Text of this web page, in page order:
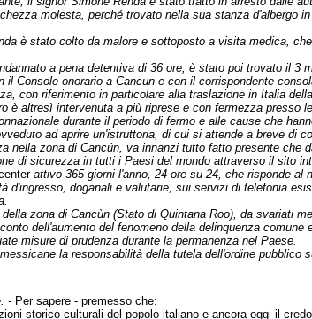
molesta, perché trovato nella sua stanza d'albergo
è stato colto da malore e sottoposto a visita medica,
a pena detentiva di 36 ore, è stato poi trovato il 3
Console onorario a Cancun e con il corrispondente
con riferimento in particolare alla traslazione in Italia
è altresì intervenuta a più riprese e con fermezza presso
durante il periodo di fermo e alle cause che
ad aprire un'istruttoria, di cui si attende a breve di
nella zona di Cancún, va innanzi tutto fatto presente
di sicurezza in tutti i Paesi del mondo attraverso il sito
attivo 365 giorni l'anno, 24 ore su 24, che risponde al
d'ingresso, doganali e valutarie, sui servizi di telefonia
zona di Cancùn (Stato di Quintana Roo), da svariati
dell'aumento del fenomeno della delinquenza
misure di prudenza durante la permanenza nel Paese.
la responsabilità della tutela dell'ordine pubblico
-Per sapere - premesso che:
storico-culturali del popolo italiano e ancora oggi il